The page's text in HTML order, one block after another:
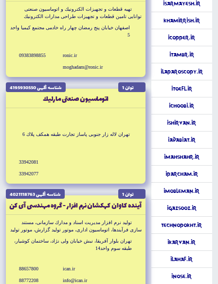
iSarmayesh.ir
khamirrish.ir
iCopper.ir
iTambr.ir
iLaparoscopy.ir
iToefl.ir
iChoobi.ir
iShirvan.ir
iAdabiat.ir
iMahshahr.ir
iParcham.ir
iMobleman.ir
iGazsooz.ir
TechnoPokht.ir
iKarvan.ir
iLahaf.ir
iNose.ir
تهيه قطعات و تجهيزات الكترونيك و اتوماسيون صنعتى
توانايى تامين قطعات و تجهيزات طراحى مدارات الكترونيك
اصفهان خيابان پنج رمضان چهار راه خادمى مجتمع كيميا واحد
5
ronic.ir
moghadam@ronic.ir
09383898855
توان 1 شناسه آگهى 4195930550
اتوماسيون صنعتى مارليك
تهران لاله زار جنوبى پاساز تجارت طبقه همكف پلاك 6
33942081
33942077
توان 1 شناسه آگهى 4021118763
آينده كاوان كهكشان نرم افزار - گروه مهندسى آى كن
توليد نرم افزار مديريت اسناد و مدارك سازمانى، مستند
سازى فرآيندها، اتوماسيون ادارى، موتور توليد گزارش، موتور توليد
تهران بلوار آفريقا، نبش خيابان ولى نژاد، ساختمان كوشيار،
طبقه سوم واحد14
ican.ir
info@ican.ir
88657800
88772208